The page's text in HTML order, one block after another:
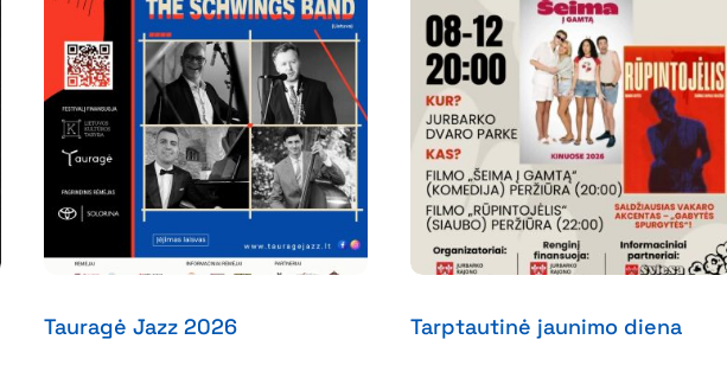
Tauragė Jazz 2026 Tarptautinė jaunimo diena